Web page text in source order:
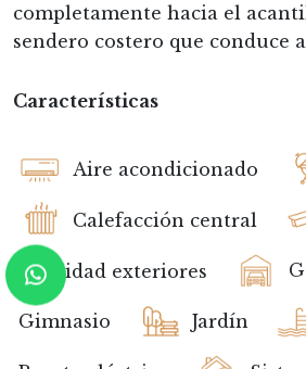
completamente hacia el
sendero costero que conduce
Características
Aire acondicionado
Calefacción central
seguridad exteriores
Gimnasio Jardín